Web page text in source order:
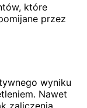
które
przez
wyniku
Nawet
zaliczenia